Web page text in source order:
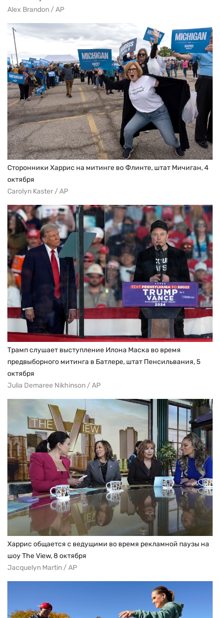
Alex Brandon / AP
Сторонники Харрис на митинге во Флинте, штат Мичиган, 4
октября
Carolyn Kaster / AP
Трамп слушает выступление Илона Маска во время
предвыборного митинга в Батлере, штат Пенсильвания, 5
октября
Julia Demaree Nikhinson / AP
Харрис общается с ведущими во время рекламной паузы на
шоу The View, 8 октября
Jacquelyn Martin / AP